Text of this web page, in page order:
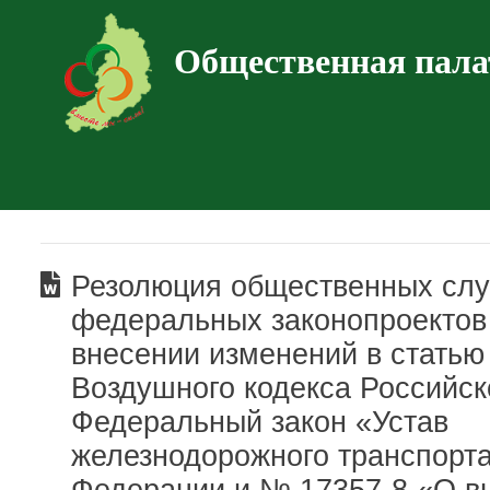
Общественная
Резолюция общественных
федеральных
внесении изменений в
Воздушного кодекса
Федеральный закон «Устав
железнодорожного